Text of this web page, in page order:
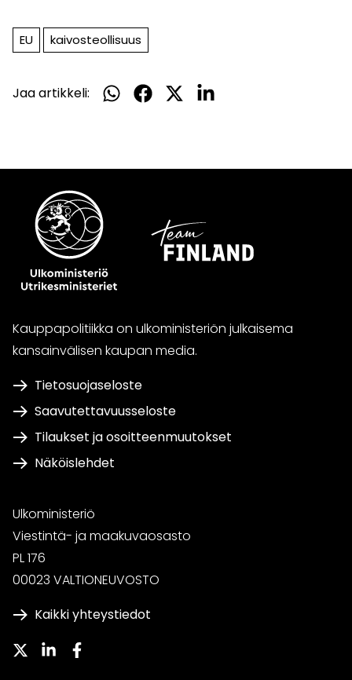
EU kaivosteollisuus
Jaa artikkeli:
Jaa
Jaa
Jaa
Jaa
Kauppapolitiikka on ulkoministeriön julkaisema
kansainvälisen kaupan media.
Tietosuojaseloste
Saavutettavuusseloste
Tilaukset ja osoitteenmuutokset
Näköislehdet
Ulkoministeriö
Viestintä- ja maakuvaosasto
PL 176
00023 VALTIONEUVOSTO
Kaikki yhteystiedot